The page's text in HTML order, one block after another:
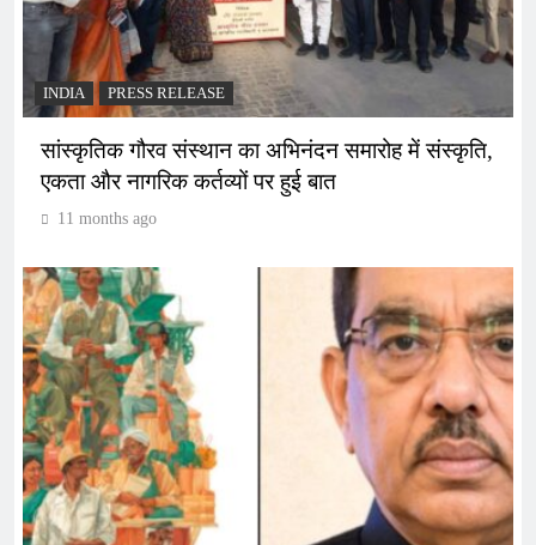
INDIA PRESS RELEASE
सांस्कृतिक गौरव संस्थान का अभिनंदन समारोह में संस्कृति,
एकता और नागरिक कर्तव्यों पर हुई बात
11 months ago